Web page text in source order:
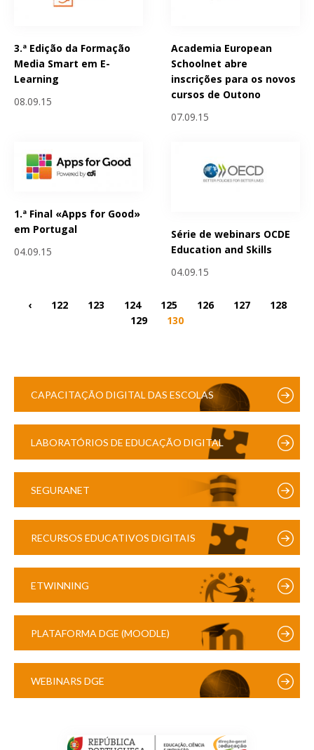
3.ª Edição da Formação
Media Smart em E-
Learning
08.09.15
Academia European
Schoolnet abre
inscrições para os novos
cursos de Outono
07.09.15
1.ª Final «Apps for Good»
em Portugal
04.09.15
Série de webinars OCDE
Education and Skills
04.09.15
‹ 122 123 124 125 126 127
128
129
130
CAPACITAÇÃO DIGITAL DAS ESCOLAS
LABORATÓRIOS DE EDUCAÇÃO DIGITAL
SEGURANET
RECURSOS EDUCATIVOS DIGITAIS
ETWINNING
PLATAFORMA DGE (MOODLE)
WEBINARS DGE